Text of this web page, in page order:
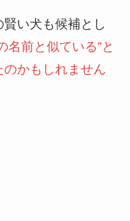
い犬も候補とし
名前と似ている”と
かもしれません